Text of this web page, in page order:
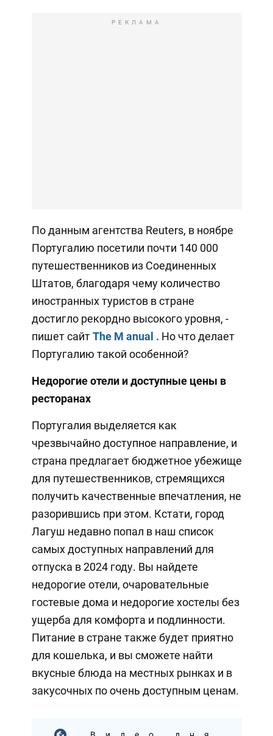
РЕКЛАМА
По данным агентства Reuters, в ноябре
Португалию посетили почти 140 000
путешественников из Соединенных
Штатов, благодаря чему количество
иностранных туристов в стране
достигло рекордно высокого уровня, -
пишет сайтThe M anual . Но что делает
Португалию такой особенной?
Недорогие отели и доступные цены в
ресторанах
Португалия выделяется как
чрезвычайно доступное направление, и
страна предлагает бюджетное убежище
для путешественников, стремящихся
получить качественные впечатления, не
разорившись при этом. Кстати, город
Лагуш недавно попал в наш список
самых доступных направлений для
отпуска в 2024 году. Вы найдете
недорогие отели, очаровательные
гостевые дома и недорогие хостелы без
ущерба для комфорта и подлинности.
Питание в стране также будет приятно
для кошелька, и вы сможете найти
вкусные блюда на местных рынках и в
закусочных по очень доступным ценам.